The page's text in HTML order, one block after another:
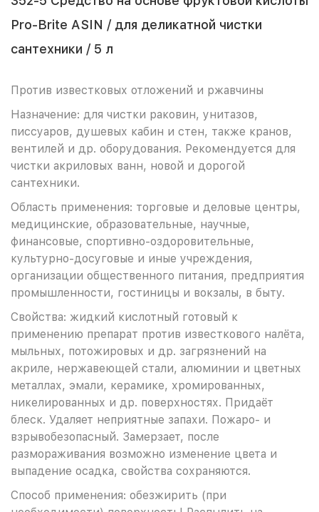
Pro-Brite ASIN / для деликатной чистки
сантехники / 5 л
Против известковых отложений и ржавчины
Назначение: для чистки раковин, унитазов,
писсуаров, душевых кабин и стен, также кранов,
вентилей и др. оборудования. Рекомендуется для
чистки акриловых ванн, новой и дорогой
сантехники.
Область применения: торговые и деловые центры,
медицинские, образовательные, научные,
финансовые, спортивно-оздоровительные,
культурно-досуговые и иные учреждения,
организации общественного питания, предприятия
промышленности, гостиницы и вокзалы, в быту.
Свойства: жидкий кислотный готовый к
применению препарат против известкового налёта,
мыльных, потожировых и др. загрязнений на
акриле, нержавеющей стали, алюминии и цветных
металлах, эмали, керамике, хромированных,
никелированных и др. поверхностях. Придаёт
блеск. Удаляет неприятные запахи. Пожаро- и
взрывобезопасный. Замерзает, после
размораживания возможно изменение цвета и
выпадение осадка, свойства сохраняются.
Способ применения: обезжирить (при